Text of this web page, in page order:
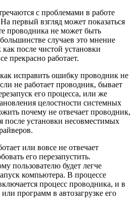
с проблемами в работе
первый взгляд может показаться
проводника не может быть
случаев это мнение
после чистой установки
прекрасно работает.
как исправить ошибку проводник не
не работает проводник, бывает
его процесса, или же
целостности системных
почему не отвечает проводник,
после установки несовместимых
или вовсе не отвечает
его перезапустить.
пользователю будет легче
компьютера. В процессе
процесс проводника, и в
программ в автозагрузке его